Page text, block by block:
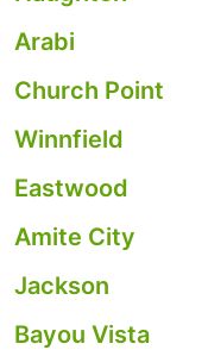
Arabi
Church Point
Winnfield
Eastwood
Amite City
Jackson
Bayou Vista